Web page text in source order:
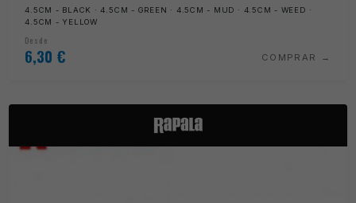
4.5CM - BLACK · 4.5CM - GREEN · 4.5CM - MUD · 4.5CM - WEED ·
4.5CM - YELLOW
Desde
6,30 € COMPRAR